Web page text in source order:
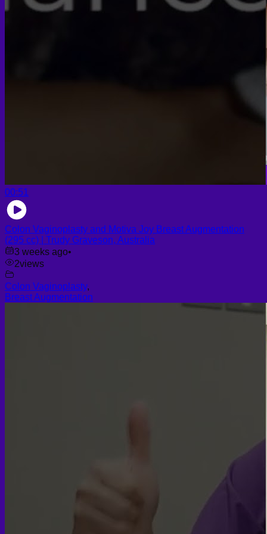
Platelet-Rich Plasma (PRP)
Face PRP
00:51
Colon Vaginoplasty and Motiva Joy Breast Augmentation
(295 cc) | Trudy Graveson, Australia
3 weeks ago•
2views
Colon Vaginoplasty,
Breast Augmentation